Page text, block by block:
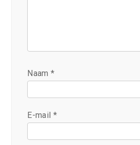
Naam*
E-mail *